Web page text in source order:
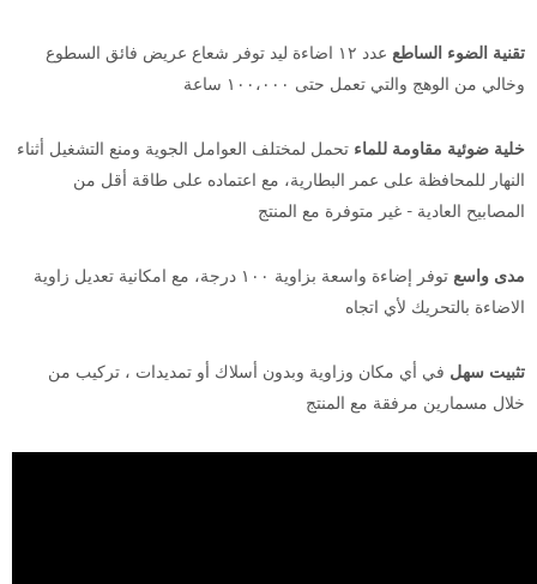
تقنية الضوء الساطع
عدد ١٢ اضاءة ليد توفر شعاع عريض فائق السطوع
وخالي من الوهج والتي تعمل حتى ١٠٠،٠٠٠ ساعة
خلية ضوئية مقاومة للماء تحمل لمختلف العوامل الجوية ومنع التشغيل أثناء
النهار للمحافظة على عمر البطارية، مع اعتماده على طاقة أقل من
المصابيح العادية - غير متوفرة مع المنتج
مدى واسع
توفر إضاءة واسعة بزاوية ١٠٠ درجة، مع امكانية تعديل زاوية
الاضاءة بالتحريك لأي اتجاه
تثبيت سهل في أي مكان وزاوية وبدون أسلاك أو تمديدات ، تركيب من
خلال مسمارين مرفقة مع المنتج